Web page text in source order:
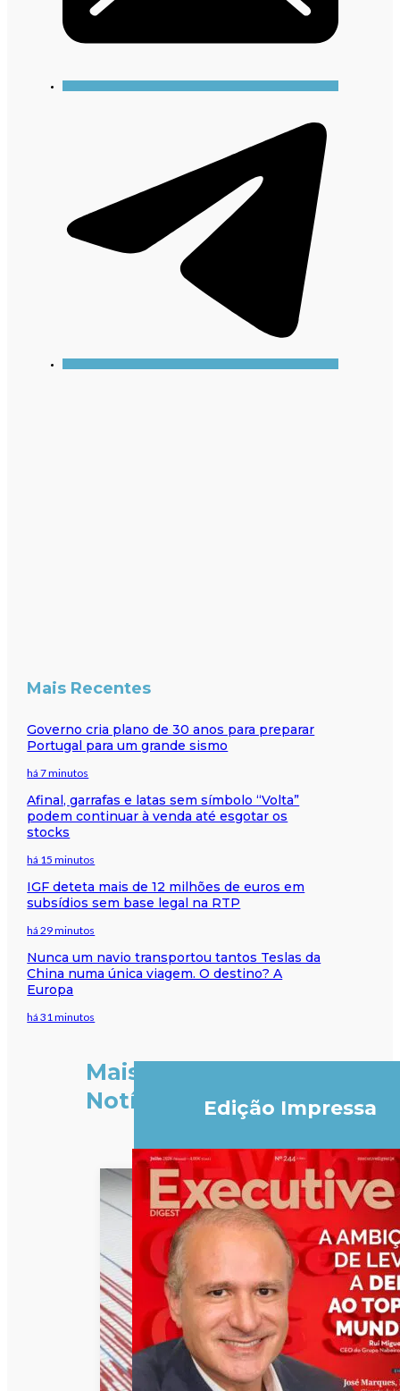
Mais Recentes
Governo cria plano de 30 anos para preparar
Portugal para um grande sismo
há 7 minutos
Afinal, garrafas e latas sem símbolo “Volta”
podem continuar à venda até esgotar os
stocks
há 15 minutos
IGF deteta mais de 12 milhões de euros em
subsídios sem base legal na RTP
há 29 minutos
Nunca um navio transportou tantos Teslas da
China numa única viagem. O destino? A
Europa
há 31 minutos
Mais
Notícias
Edição Impressa